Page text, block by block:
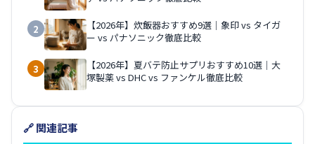
2
【2026年】炊飯器おすすめ9選｜象印 vs タイガ
ー vs パナソニック徹底比較
3
【2026年】夏バテ防止サプリおすすめ10選｜大
塚製薬 vs DHC vs ファンケル徹底比較
🔗 関連記事